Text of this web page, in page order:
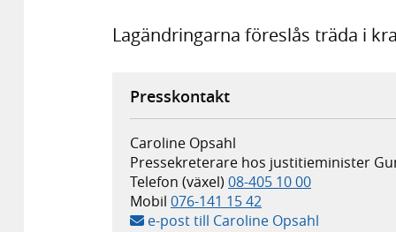
Lagändringarna föreslås träda i
Presskontakt
Caroline Opsahl
Pressekreterare hos justitieminister
Telefon (växel) 08-405 10 00
Mobil 076-141 15 42
e-post till Caroline Opsahl